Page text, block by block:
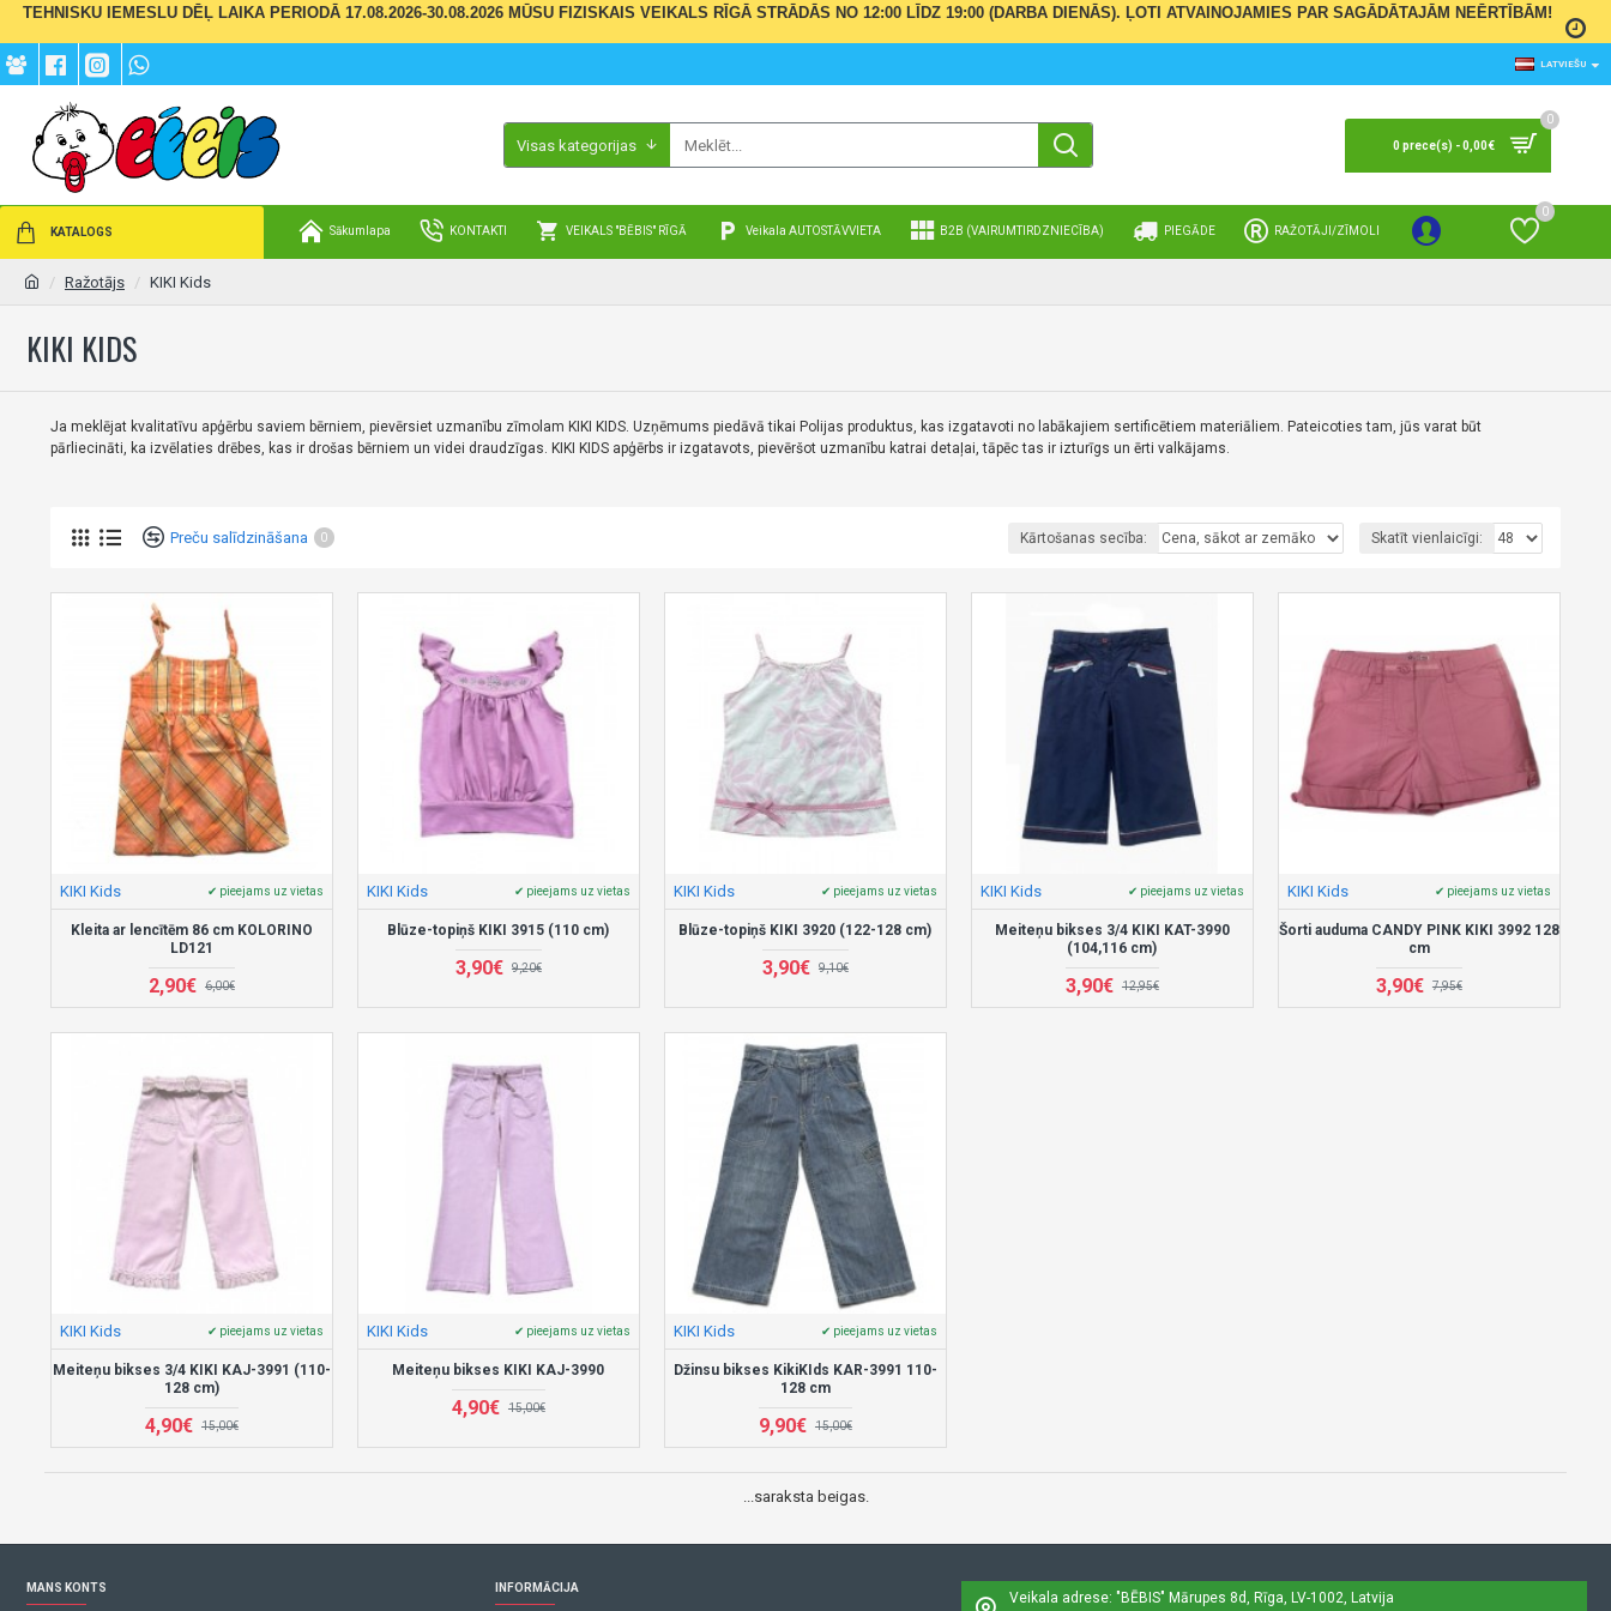
TEHNISKU IEMESLU DĒĻ LAIKA PERIODĀ 17.08.2026-30.08.2026 MŪSU FIZISKAIS VEIKALS RĪGĀ STRĀDĀS NO 12:00 LĪDZ 19:00 (DARBA DIENĀS). ĻOTI ATVAINOJAMIES PAR SAGĀDĀTAJĀM NEĒRTĪBĀM!
LATVIEŠU
Visas kategorijas 0 prece(s) - 0,00€
0
KATALOGS Sākumlapa KONTAKTI VEIKALS "BĒBIS" RĪGĀ Veikala AUTOSTĀVVIETA B2B (VAIRUMTIRDZNIECĪBA) PIEGĀDE RAŽOTĀJI/ZĪMOLI
Ienākt Vēlmju saraksts
0
Ražotājs KIKI Kids
KIKI KIDS
Ja meklējat kvalitatīvu apģērbu saviem bērniem, pievērsiet uzmanību zīmolam KIKI KIDS. Uzņēmums piedāvā tikai Polijas produktus, kas izgatavoti no labākajiem sertificētiem materiāliem. Pateicoties tam, jūs varat būt
pārliecināti, ka izvēlaties drēbes, kas ir drošas bērniem un videi draudzīgas. KIKI KIDS apģērbs ir izgatavots, pievēršot uzmanību katrai detaļai, tāpēc tas ir izturīgs un ērti valkājams.
Preču salīdzināšana 0 Kārtošanas secība: Skatīt vienlaicīgi:
KIKI Kids ✔ pieejams uz vietas
Kleita ar lencītēm 86 cm KOLORINO
LD121
2,90€ 6,00€
KIKI Kids ✔ pieejams uz vietas
Blūze-topiņš KIKI 3915 (110 cm)
3,90€ 9,20€
KIKI Kids ✔ pieejams uz vietas
Blūze-topiņš KIKI 3920 (122-128 cm)
3,90€ 9,10€
KIKI Kids ✔ pieejams uz vietas
Meiteņu bikses 3/4 KIKI KAT-3990
(104,116 cm)
3,90€ 12,95€
KIKI Kids ✔ pieejams uz vietas
Šorti auduma CANDY PINK KIKI 3992 128
cm
3,90€ 7,95€
KIKI Kids ✔ pieejams uz vietas
Meiteņu bikses 3/4 KIKI KAJ-3991 (110-
128 cm)
4,90€ 15,00€
KIKI Kids ✔ pieejams uz vietas
Meiteņu bikses KIKI KAJ-3990
4,90€ 15,00€
KIKI Kids ✔ pieejams uz vietas
Džinsu bikses KikiKIds KAR-3991 110-
128 cm
9,90€ 15,00€
...saraksta beigas.
MANS KONTS INFORMĀCIJA
Veikala adrese: "BĒBIS" Mārupes 8d, Rīga, LV-1002, Latvija